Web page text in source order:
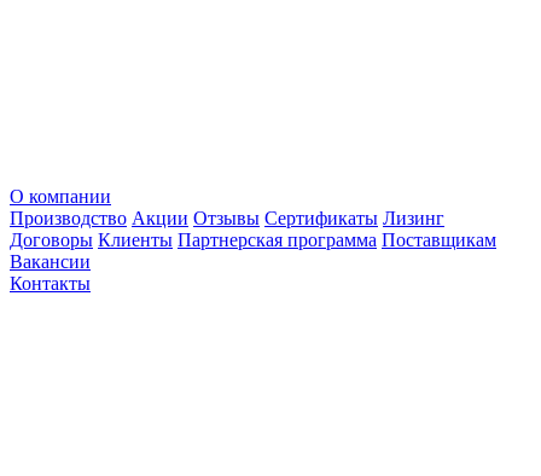
О компании
Производство Акции Отзывы Сертификаты Лизинг
Договоры Клиенты Партнерская программа Поставщикам
Вакансии
Контакты